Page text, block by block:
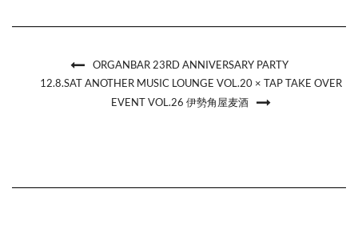
ORGANBAR 23RD ANNIVERSARY PARTY
12.8.SAT ANOTHER MUSIC LOUNGE VOL.20 × TAP TAKE OVER
EVENT VOL.26 伊勢角屋麦酒